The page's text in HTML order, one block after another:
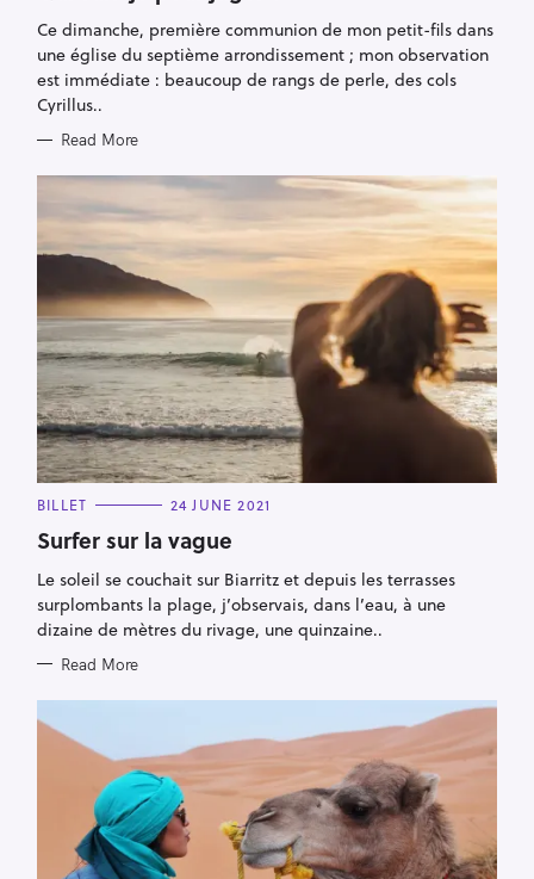
O
I
E
S
Ce dimanche, première communion de mon petit-fils dans
une église du septième arrondissement ; mon observation
est immédiate : beaucoup de rangs de perle, des cols
Cyrillus..
Read More
C
T
E
O
I
E
S
BILLET 24 JUNE 2021
Surfer sur la vague
Le soleil se couchait sur Biarritz et depuis les terrasses
surplombants la plage, j’observais, dans l’eau, à une
dizaine de mètres du rivage, une quinzaine..
Read More